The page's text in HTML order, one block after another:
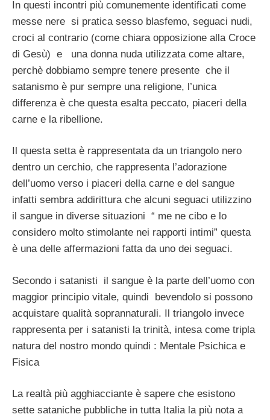
In questi incontri più comunemente identificati come
messe nere si pratica sesso blasfemo, seguaci nudi,
croci al contrario (come chiara opposizione alla Croce
di Gesù) e una donna nuda utilizzata come altare,
perchè dobbiamo sempre tenere presente che il
satanismo è pur sempre una religione, l’unica
differenza è che questa esalta peccato, piaceri della
carne e la ribellione.
Il questa setta è rappresentata da un triangolo nero
dentro un cerchio, che rappresenta l’adorazione
dell’uomo verso i piaceri della carne e del sangue
infatti sembra addirittura che alcuni seguaci utilizzino
il sangue in diverse situazioni “ me ne cibo e lo
considero molto stimolante nei rapporti intimi” questa
è una delle affermazioni fatta da uno dei seguaci.
Secondo i satanisti il sangue è la parte dell’uomo con
maggior principio vitale, quindi bevendolo si possono
acquistare qualità soprannaturali. Il triangolo invece
rappresenta per i satanisti la trinità, intesa come tripla
natura del nostro mondo quindi : Mentale Psichica e
Fisica
La realtà più agghiacciante è sapere che esistono
sette sataniche pubbliche in tutta Italia la più nota a